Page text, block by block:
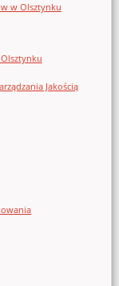
w Olsztynku
Jakością